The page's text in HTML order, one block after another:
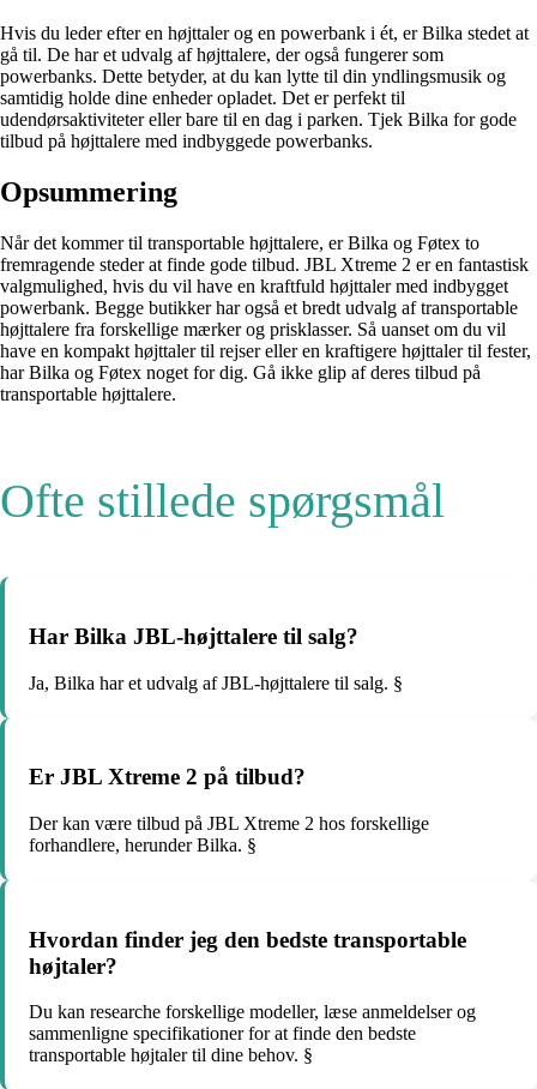
Hvis du leder efter en højttaler og en powerbank i ét, er Bilka stedet at
gå til. De har et udvalg af højttalere, der også fungerer som
powerbanks. Dette betyder, at du kan lytte til din yndlingsmusik og
samtidig holde dine enheder opladet. Det er perfekt til
udendørsaktiviteter eller bare til en dag i parken. Tjek Bilka for gode
tilbud på højttalere med indbyggede powerbanks.
Opsummering
Når det kommer til transportable højttalere, er Bilka og Føtex to
fremragende steder at finde gode tilbud. JBL Xtreme 2 er en fantastisk
valgmulighed, hvis du vil have en kraftfuld højttaler med indbygget
powerbank. Begge butikker har også et bredt udvalg af transportable
højttalere fra forskellige mærker og prisklasser. Så uanset om du vil
have en kompakt højttaler til rejser eller en kraftigere højttaler til fester,
har Bilka og Føtex noget for dig. Gå ikke glip af deres tilbud på
transportable højttalere.
Ofte stillede spørgsmål
Har Bilka JBL-højttalere til salg?
Ja, Bilka har et udvalg af JBL-højttalere til salg. §
Er JBL Xtreme 2 på tilbud?
Der kan være tilbud på JBL Xtreme 2 hos forskellige
forhandlere, herunder Bilka. §
Hvordan finder jeg den bedste transportable
højtaler?
Du kan researche forskellige modeller, læse anmeldelser og
sammenligne specifikationer for at finde den bedste
transportable højtaler til dine behov. §